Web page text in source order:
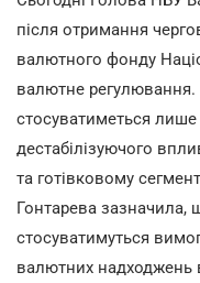
після отримання
валютного фонду
валютне
стосуватиметься
дестабілізуючого
та готівковому
Гонтарева зазначила,
стосуватимуться
валютних надходжень